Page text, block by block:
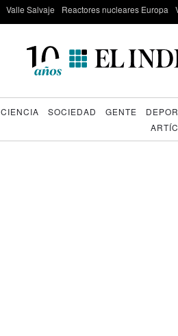
Valle Salvaje Reactores nucleares Europa
CIENCIA SOCIEDAD GENTE